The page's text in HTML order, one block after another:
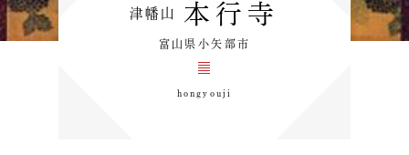
津幡山 本行寺
富山県小矢部市
hongyouji